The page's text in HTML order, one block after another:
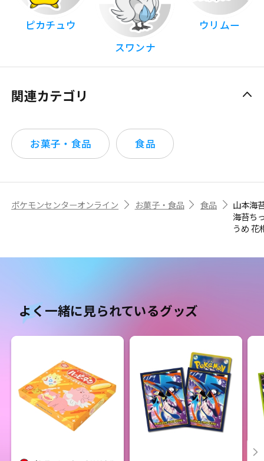
ピカチュウ
スワンナ
ウリムー
関連カテゴリ
お菓子・食品 食品
ポケモンセンターオンライン お菓子・食品 食品
山本海
海苔ち
うめ 花
よく一緒に見られているグッズ